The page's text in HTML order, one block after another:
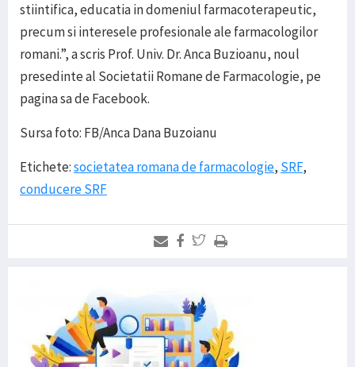
stiintifica, educatia in domeniul farmacoterapeutic,
precum si interesele profesionale ale farmacologilor
romani.”, a scris Prof. Univ. Dr. Anca Buzioanu, noul
presedinte al Societatii Romane de Farmacologie, pe
pagina sa de Facebook.
Sursa foto: FB/Anca Dana Buzoianu
Etichete:societatea romana de farmacologie, SRF,
conducere SRF